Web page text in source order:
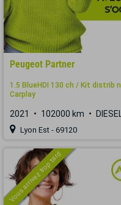
Peugeot Partner
1.5 BlueHDI 130 ch / Kit distrib
Carplay
2021 102000 km
Lyon Est - 69120
Vous arrivez trop tard